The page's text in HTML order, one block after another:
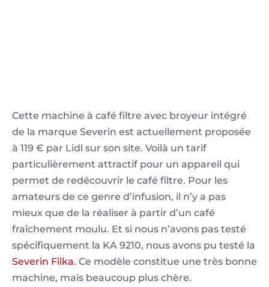
Cette machine à café filtre avec broyeur intégré
de la marque Severin est actuellement proposée
à 119 € par Lidl sur son site. Voilà un tarif
particulièrement attractif pour un appareil qui
permet de redécouvrir le café filtre. Pour les
amateurs de ce genre d’infusion, il n’y a pas
mieux que de la réaliser à partir d’un café
fraîchement moulu. Et si nous n’avons pas testé
spécifiquement la KA 9210, nous avons pu testé la
Severin Filka. Ce modèle constitue une très bonne
machine, mais beaucoup plus chère.